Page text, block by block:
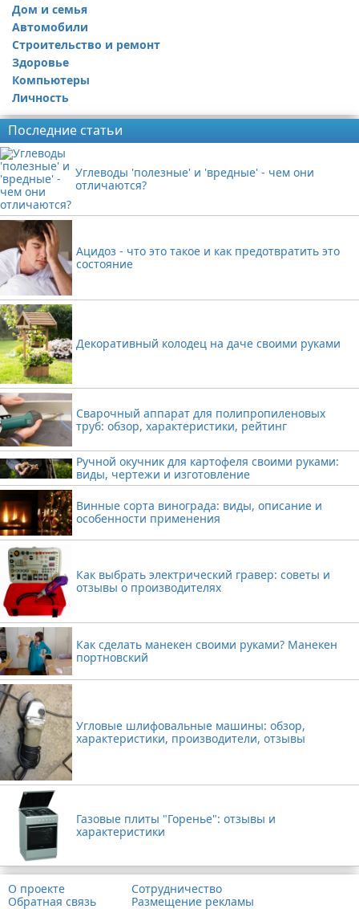
Дом и семья
Автомобили
Строительство и ремонт
Здоровье
Компьютеры
Личность
Последние статьи
Углеводы 'полезные' и 'вредные' - чем они
отличаются?
Ацидоз - что это такое и как предотвратить это
состояние
Декоративный колодец на даче своими руками
Сварочный аппарат для полипропиленовых
труб: обзор, характеристики, рейтинг
Ручной окучник для картофеля своими руками:
виды, чертежи и изготовление
Винные сорта винограда: виды, описание и
особенности применения
Как выбрать электрический гравер: советы и
отзывы о производителях
Как сделать манекен своими руками? Манекен
портновский
Угловые шлифовальные машины: обзор,
характеристики, производители, отзывы
Газовые плиты "Горенье": отзывы и
характеристики
О проекте
Обратная связь
Сотрудничество
Размещение рекламы